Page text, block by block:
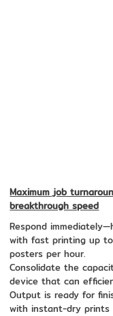
Maximum job
breakthrough speed
Respond
with fast printing up
posters per hour.
Consolidate the
device that can
Output is ready for
with instant-dry prints